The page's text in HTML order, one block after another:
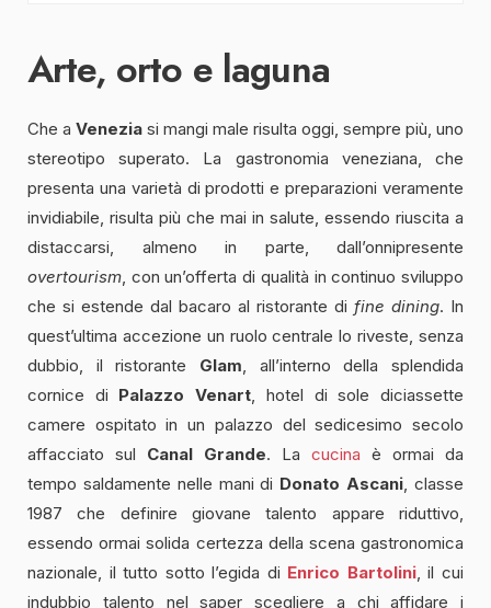
Arte, orto e laguna
Che a Venezia si mangi male risulta oggi, sempre più, uno
stereotipo superato. La gastronomia veneziana, che
presenta una varietà di prodotti e preparazioni veramente
invidiabile, risulta più che mai in salute, essendo riuscita a
distaccarsi, almeno in parte, dall’onnipresente
overtourism, con un’offerta di qualità in continuo sviluppo
che si estende dal bacaro al ristorante di fine dining. In
quest’ultima accezione un ruolo centrale lo riveste, senza
dubbio, il ristorante Glam, all’interno della splendida
cornice di Palazzo Venart, hotel di sole diciassette
camere ospitato in un palazzo del sedicesimo secolo
affacciato sul Canal Grande. La cucina è ormai da
tempo saldamente nelle mani di Donato Ascani, classe
1987 che definire giovane talento appare riduttivo,
essendo ormai solida certezza della scena gastronomica
nazionale, il tutto sotto l’egida di Enrico Bartolini, il cui
indubbio talento nel saper scegliere a chi affidare i